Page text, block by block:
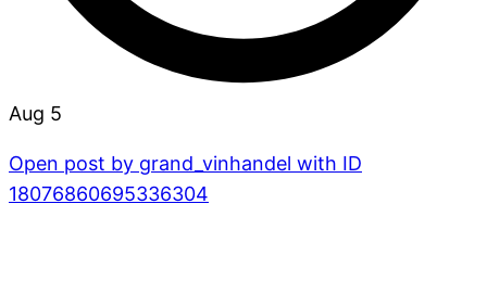
Aug 5
Open post by grand_vinhandel with ID
18076860695336304